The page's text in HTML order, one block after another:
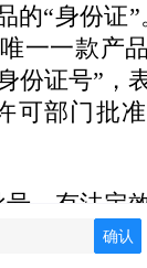
的“身份证
一一款产
份证号”，
可部门批
，有法定
现实是，这
确认